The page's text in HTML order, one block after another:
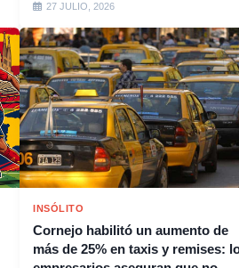
27 JULIO, 2026
INSÓLITO
Cornejo habilitó un aumento de
más de 25% en taxis y remises: